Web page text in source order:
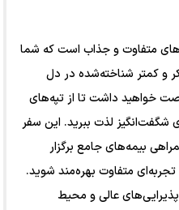
متفاوت و جذاب است که شما
و کمتر شناخته‌شده در دل
خواهید داشت تا از تپه‌های
شگفت‌انگیز لذت ببرید. این سفر
بیمه‌های جامع برگزار
متفاوت بهره‌مند شوید.
عالی و محیط